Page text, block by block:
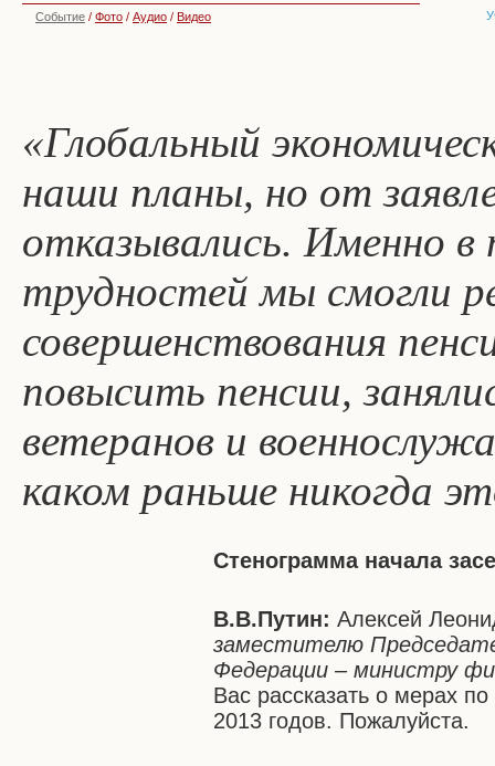
Событие / Фото / Аудио / Видео
«Глобальный
наши планы, но от
отказывались. Именно в
трудностей мы смогли
совершенствования
повысить пенсии,
ветеранов и
каком раньше никогда
Стенограмма начала
В.В.Путин: Алексей
заместителю
Федерации – министру
Вас рассказать о мерах
2013 годов. Пожалуйста.